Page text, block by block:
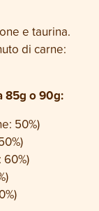
e taurina.
di carne:
85g o 90g:
50%)